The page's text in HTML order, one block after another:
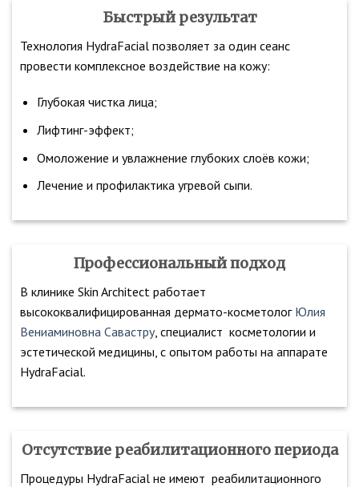
Быстрый результат
Технология HydraFacial позволяет за один сеанс
провести комплексное воздействие на кожу:
Глубокая чистка лица;
Лифтинг-эффект;
Омоложение и увлажнение глубоких слоёв кожи;
Лечение и профилактика угревой сыпи.
Профессиональный подход
В клинике Skin Architect работает
высококвалифицированная дермато-косметологЮлия
Вениаминовна Савастру, специалист косметологии и
эстетической медицины, с опытом работы на аппарате
HydraFacial.
Отсутствие реабилитационного периода
Процедуры HydraFacial не имеют реабилитационного